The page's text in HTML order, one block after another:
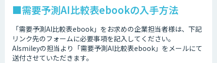
■需要予測AI比較表ebookの入手方法
「需要予測AI比較表ebook」をお求めの企業担当者様は、下記
リンク先のフォームに必要事項を記入してください。
AIsmileyの担当より「需要予測AI比較表ebook」をメールにて
送付させていただきます。